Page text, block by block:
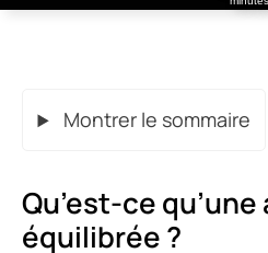
Montrer le sommaire
Qu’est-ce
équilibrée ?